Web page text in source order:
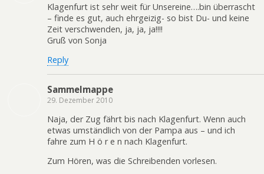
Klagenfurt ist sehr weit für Unsereine….bin überrascht
– finde es gut, auch ehrgeizig- so bist Du- und keine
Zeit verschwenden, ja, ja, ja!!!!
Gruß von Sonja
Reply
Sammelmappe
29. Dezember 2010
Naja, der Zug fährt bis nach Klagenfurt. Wenn auch
etwas umständlich von der Pampa aus – und ich
fahre zum H ö r e n nach Klagenfurt.
Zum Hören, was die Schreibenden vorlesen.